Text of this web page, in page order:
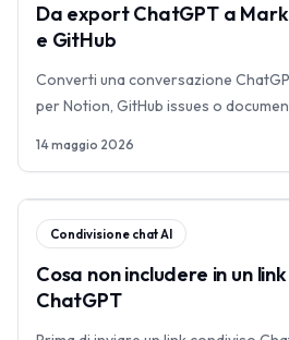
Da export ChatGPT a
e GitHub
Converti una conversazione
per Notion, GitHub issues o
14 maggio 2026
Condivisione chat AI
Cosa non includere in un
ChatGPT